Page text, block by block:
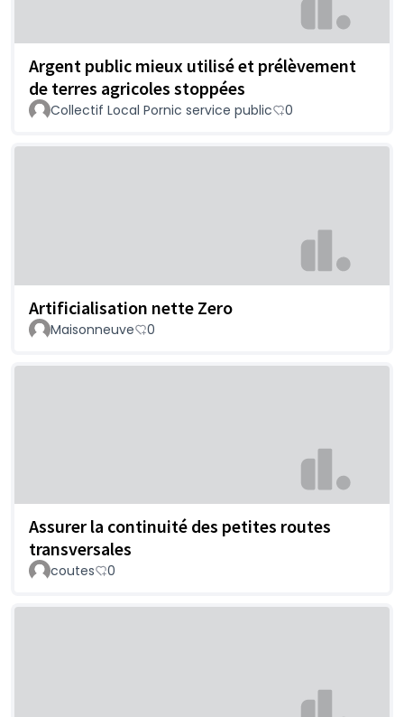
Argent public mieux utilisé et prélèvement
de terres agricoles stoppées
Collectif Local Pornic service public 0
Artificialisation nette Zero
Maisonneuve 0
Assurer la continuité des petites routes
transversales
coutes 0